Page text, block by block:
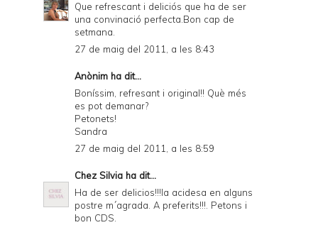
Que refrescant i deliciós que ha de ser
una convinació perfecta.Bon cap de
setmana.
27 de maig del 2011, a les 8:43
Anònim ha dit...
Boníssim, refresant i original!! Què més
es pot demanar?
Petonets!
Sandra
27 de maig del 2011, a les 8:59
Chez Silvia ha dit...
Ha de ser delicios!!!la acidesa en alguns
postre m´agrada. A preferits!!!. Petons i
bon CDS.